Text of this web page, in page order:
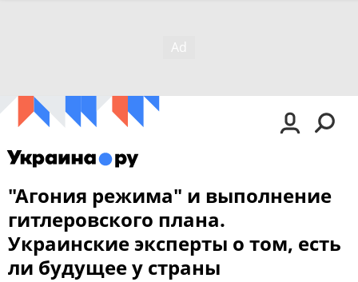
"Агония режима" и выполнение
гитлеровского плана.
Украинские эксперты о том, есть
ли будущее у страны